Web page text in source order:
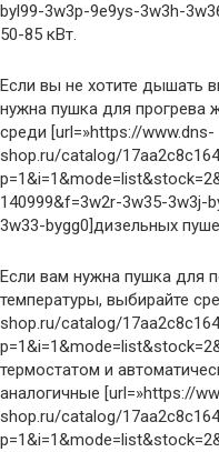
byl99-3w3p-9e9ys-3w3h-
50-85 кВт.
Если вы не хотите дышать
нужна пушка для прогрева
среди [url=»https://www.dns-
shop.ru/catalog/
140999&f=3w2r-3w35-3w3j-
3w33-bygg0]дизельных
Если вам нужна пушка для
температуры, выбирайте
shop.ru/catalog/
термостатом и
аналогичные [url=»https://
shop.ru/catalog/